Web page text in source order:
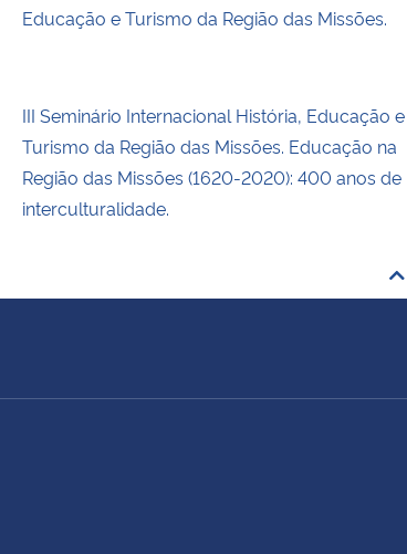
Educação e Turismo da Região das Missões.
III Seminário Internacional História, Educação e
Turismo da Região das Missões. Educação na
Região das Missões (1620-2020): 400 anos de
interculturalidade.